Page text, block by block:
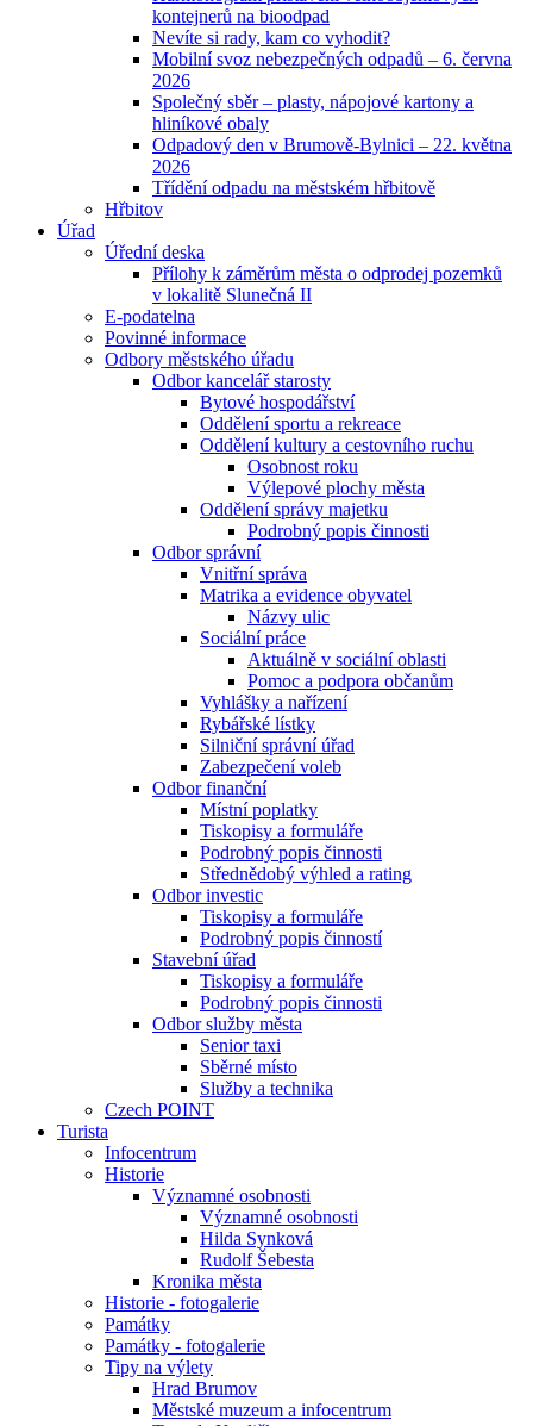
kontejnerů na bioodpad
Nevíte si rady, kam co vyhodit?
Mobilní svoz nebezpečných odpadů – 6. června
2026
Společný sběr – plasty, nápojové kartony a
hliníkové obaly
Odpadový den v Brumově-Bylnici – 22. května
2026
Třídění odpadu na městském hřbitově
Hřbitov
Úřad
Úřední deska
Přílohy k záměrům města o odprodej pozemků
v lokalitě Slunečná II
E-podatelna
Povinné informace
Odbory městského úřadu
Odbor kancelář starosty
Bytové hospodářství
Oddělení sportu a rekreace
Oddělení kultury a cestovního ruchu
Osobnost roku
Výlepové plochy města
Oddělení správy majetku
Podrobný popis činnosti
Odbor správní
Vnitřní správa
Matrika a evidence obyvatel
Názvy ulic
Sociální práce
Aktuálně v sociální oblasti
Pomoc a podpora občanům
Vyhlášky a nařízení
Rybářské lístky
Silniční správní úřad
Zabezpečení voleb
Odbor finanční
Místní poplatky
Tiskopisy a formuláře
Podrobný popis činnosti
Střednědobý výhled a rating
Odbor investic
Tiskopisy a formuláře
Podrobný popis činností
Stavební úřad
Tiskopisy a formuláře
Podrobný popis činnosti
Odbor služby města
Senior taxi
Sběrné místo
Služby a technika
Czech POINT
Turista
Infocentrum
Historie
Významné osobnosti
Významné osobnosti
Hilda Synková
Rudolf Šebesta
Kronika města
Historie - fotogalerie
Památky
Památky - fotogalerie
Tipy na výlety
Hrad Brumov
Městské muzeum a infocentrum